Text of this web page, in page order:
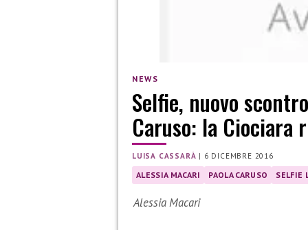
NEWS
Selfie, nuovo
Caruso: la Ciociara
LUISA CASSARÀ | 6 DICEMBRE 2016
ALESSIA MACARI PAOLA CARUSO SELFIE
Alessia Macari